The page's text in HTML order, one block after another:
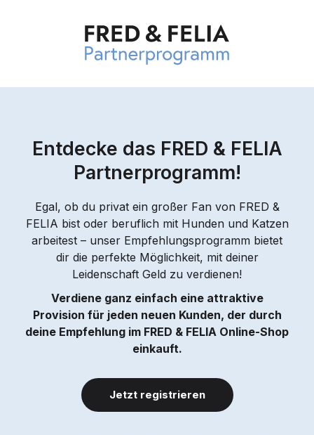
Entdecke das FRED & FELIA
Partnerprogramm!
Egal, ob du privat ein großer Fan von FRED &
FELIA bist oder beruflich mit Hunden und Katzen
arbeitest – unser Empfehlungsprogramm bietet
dir die perfekte Möglichkeit, mit deiner
Leidenschaft Geld zu verdienen!
Verdiene ganz einfach eine attraktive
Provision für jeden neuen Kunden, der durch
deine Empfehlung im FRED & FELIA Online-Shop
einkauft.
Jetzt registrieren